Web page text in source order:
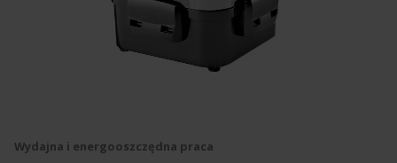
Wydajna i energooszczędna praca